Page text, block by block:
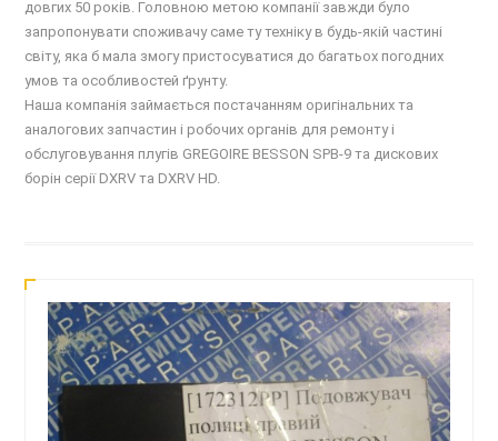
довгих 50 років. Головною метою компанії завжди було
запропонувати споживачу саме ту техніку в будь-якій частині
світу, яка б мала змогу пристосуватися до багатьох погодних
умов та особливостей ґрунту.
Наша компанія займається постачанням оригінальних та
аналогових запчастин і робочих органів для ремонту і
обслуговування плугів GREGOIRE BESSON SPB-9 та дискових
борін серії DXRV та DXRV HD.